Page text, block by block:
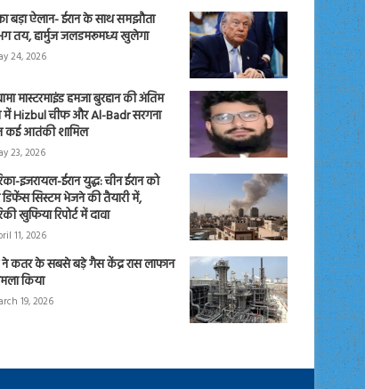
बड़ा ऐलान- ईरान के साथ समझौता
तय, हार्मुज जलडमरूमध्य खुलेगा
24, 2026
मास्टरमाइंड हमजा बुरहान की अंतिम
में Hizbul चीफ और Al-Badr सरगना
कई आतंकी शामिल
23, 2026
इजरायल-ईरान युद्ध: चीन ईरान को
सिस्टम भेजने की तैयारी में,
खुफिया रिपोर्ट में दावा
11, 2026
ने कतर के सबसे बड़े गैस केंद्र रास लाफान
किया
19, 2026